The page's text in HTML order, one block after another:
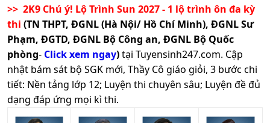
>> 2K9 Chú ý! Lộ Trình Sun 2027 - 1 lộ trình ôn đa kỳ
thi (TN THPT, ĐGNL (Hà Nội/ Hồ Chí Minh), ĐGNL Sư
Phạm, ĐGTD, ĐGNL Bộ Công an, ĐGNL Bộ Quốc
phòng- Click xem ngay)tại Tuyensinh247.com. Cập
nhật bám sát bộ SGK mới, Thầy Cô giáo giỏi, 3 bước chi
tiết: Nền tảng lớp 12; Luyện thi chuyên sâu; Luyện đề đủ
dạng đáp ứng mọi kì thi.